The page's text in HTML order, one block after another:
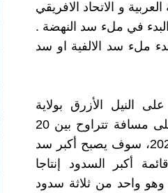
و الاتحاد الافريقي
في ملء سد النهضة .
ملء سد الالفية او سد
النيل الأزرق بولاية
بنيشنقول-قماز بالقرب من الحدود الإثيوبية-السودانية، على مسافة تتراوح بين 20
و40 كيلومتر . وعند اكتمال إنشائه، المرتقب هذا العام 2020، سوف يصبح أكبر سد
أكبر السدود إنتاجا
دولار أمريكي. وهو واحد من ثلاثة سدود